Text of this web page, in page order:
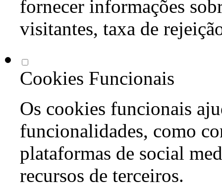
fornecer informações
visitantes, taxa de
Cookies Funcionais
Os cookies funcionais
funcionalidades, como
plataformas de social
recursos de terceiros.